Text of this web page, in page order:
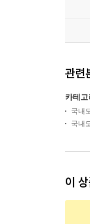
관련
카테
국내
국내
이